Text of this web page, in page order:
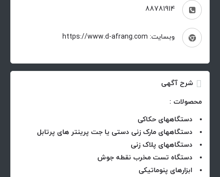
88781914
وبسایت: https://www.d-afrang.com
شرح آگهی
محصولات :
دستگاههای حکاکی
دستگاههای مارک زنی دستی یا جت پرینتر های پرتابل
دستگاههای پلاک زنی
دستگاه تست مخرب نقطه جوش
ابزارهای پنوماتیکی